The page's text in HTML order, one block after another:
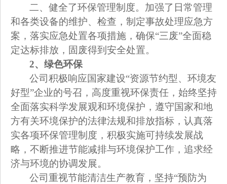
二、健全了环保管理制度。加强了日常管理
和各类设备的维护、检查，制定事故处理应急方
案，落实应急处置各项措施，确保“三废”全面稳
定达标排放，固废得到安全处置。
2、绿色环保
公司积极响应国家建设“资源节约型、环境友
好型”企业的号召，高度重视环保责任，始终坚持
全面落实科学发展观和环境保护，遵守国家和地
方有关环境保护的法律法规和排放指标，认真落
实各项环保管理制度，积极实施可持续发展战
略，不断推进节能减排与环境保护工作，追求经
济与环境的协调发展。
公司重视节能清洁生产教育，坚持“预防为